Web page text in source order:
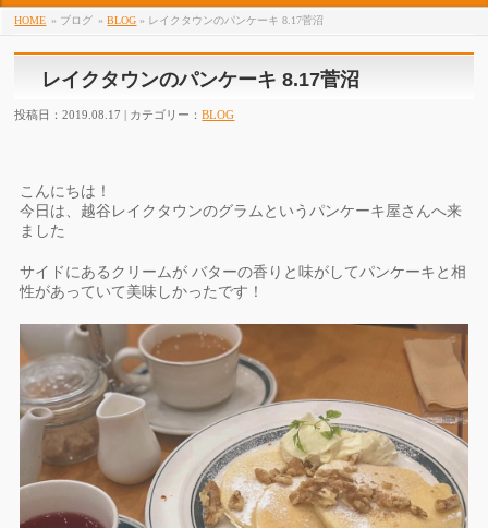
HOME » ブログ »BLOG » レイクタウンのパンケーキ 8.17菅沼
レイクタウンのパンケーキ 8.17菅沼
投稿日：2019.08.17 | カテゴリー：BLOG
こんにちは！
今日は、越谷レイクタウンのグラムというパンケーキ屋さんへ来
ました
サイドにあるクリームが バターの香りと味がしてパンケーキと相
性があっていて美味しかったです！